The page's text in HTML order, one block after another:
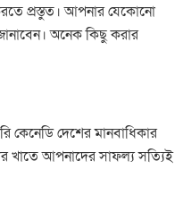
প্রস্তুত। আপনার যেকোনো
অনেক কিছু করার
কেনেডি দেশের মানবাধিকার
খাতে আপনাদের সাফল্য সত্যিই